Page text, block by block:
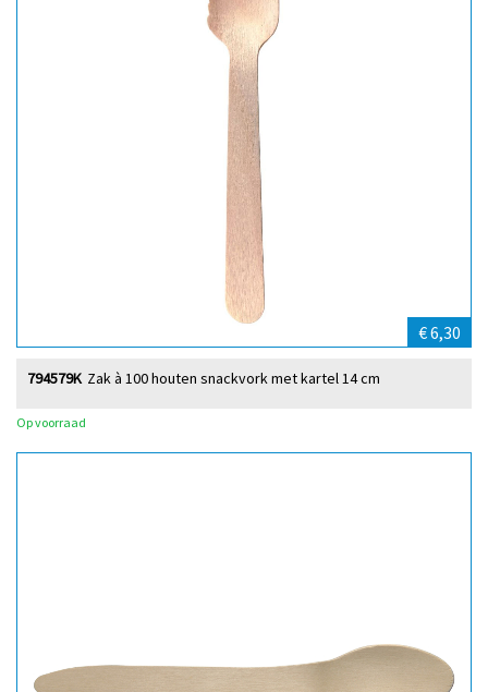
€ 6,30
Zak à 100 houten snackvork met kartel 14 cm
794579K
Op voorraad